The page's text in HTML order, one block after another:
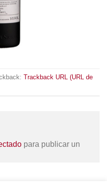
Trackback URL (URL de
para publicar un